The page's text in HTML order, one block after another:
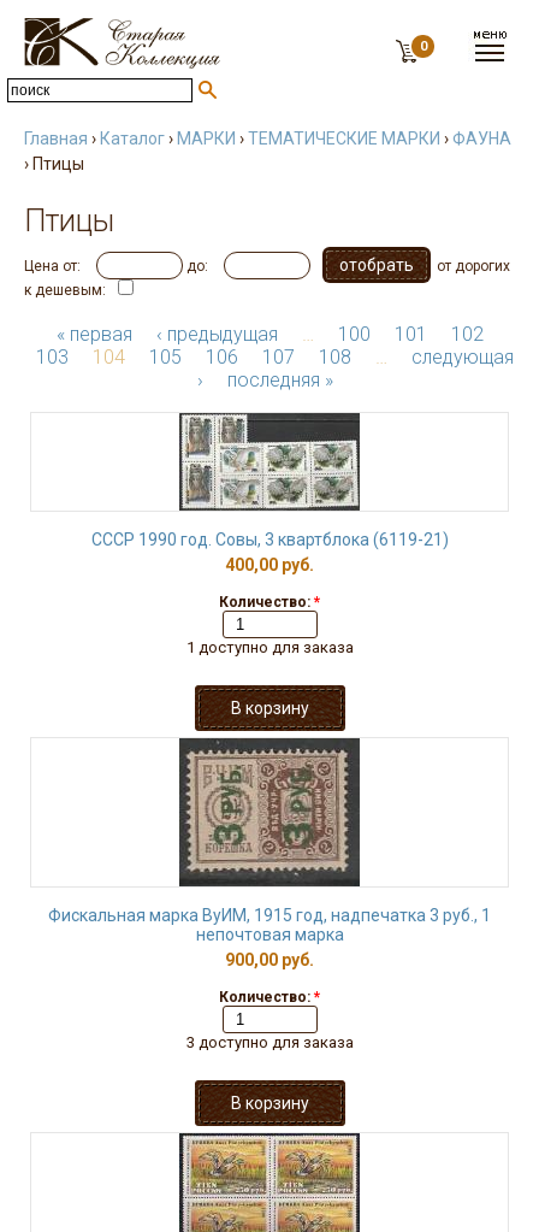
0
Главная › Каталог› МАРКИ ›ТЕМАТИЧЕСКИЕ МАРКИ ›ФАУНА
› Птицы
Птицы
Цена от: до:
от дорогих
к дешевым:
« первая ‹ предыдущая … 100 101
102
103
104 105 106 107 108 …
следующая
›
последняя »
СССР 1990 год. Совы, 3 квартблока (6119-21)
400,00 руб.
Количество: *
1 доступно для заказа
Фискальная марка ВуИМ, 1915 год, надпечатка 3 руб., 1
непочтовая марка
900,00 руб.
Количество: *
3 доступно для заказа